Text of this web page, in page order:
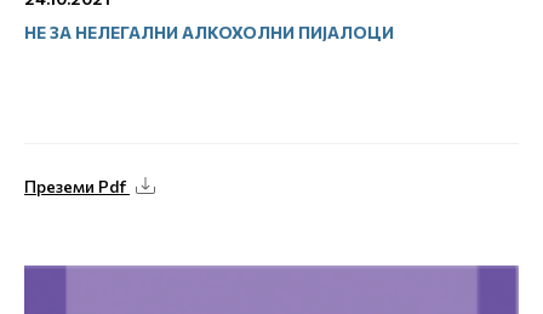
НЕ ЗА НЕЛЕГАЛНИ АЛКОХОЛНИ ПИЈАЛОЦИ
Преземи Pdf